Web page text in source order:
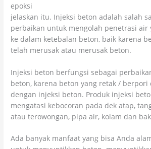
epoksi
jelaskan itu. Injeksi beton adalah salah
perbaikan untuk mengolah penetrasi air
ke dalam ketebalan beton, baik karena
telah merusak atau merusak beton.
Injeksi beton berfungsi sebagai
beton, karena beton yang retak /
dengan injeksi beton. Produk injeksi
mengatasi kebocoran pada dek atap,
atau terowongan, pipa air, kolam dan
Ada banyak manfaat yang bisa Anda